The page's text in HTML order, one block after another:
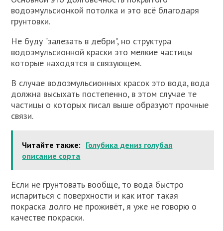
водоэмульсионкой потолка и это всё благодаря
грунтовки.
Не буду "залезать в дебри", но структура
водоэмульсионной краски это мелкие частицы
которые находятся в связующем.
В случае водоэмульсионных красок это вода, вода
должна высыхать постепенно, в этом случае те
частицы о которых писал выше образуют прочные
связи.
Читайте также: Голубика дениз голубая
описание сорта
Если не грунтовать вообще, то вода быстро
испариться с поверхности и как итог такая
покраска долго не проживёт, я уже не говорю о
качестве покраски.